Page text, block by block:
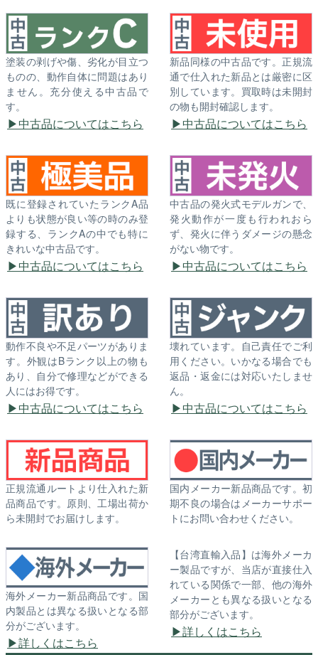
塗装の剥げや傷、劣化が目立つ
ものの、動作自体に問題はあり
ません。充分使える中古品で
す。
中古品についてはこちら
新品同様の中古品です。正規流
通で仕入れた新品とは厳密に区
別しています。買取時は未開封
の物も開封確認します。
中古品についてはこちら
既に登録されていたランクA品
よりも状態が良い等の時のみ登
録する、ランクAの中でも特に
きれいな中古品です。
中古品についてはこちら
中古品の発火式モデルガンで、
発火動作が一度も行われおら
ず、発火に伴うダメージの懸念
がない物です。
中古品についてはこちら
動作不良や不足パーツがありま
す。外観はBランク以上の物も
あり、自分で修理などができる
人にはお得です。
中古品についてはこちら
壊れています。自己責任でご利
用ください。いかなる場合でも
返品・返金には対応いたしませ
ん。
中古品についてはこちら
正規流通ルートより仕入れた新
品商品です。原則、工場出荷か
ら未開封でお届けします。
国内メーカー新品商品です。初
期不良の場合はメーカーサポー
トにお問い合わせください。
海外メーカー新品商品です。国
内製品とは異なる扱いとなる部
分がございます。
詳しくはこちら
【台湾直輸入品】は海外メーカ
ー製品ですが、当店が直接仕入
れている関係で一部、他の海外
メーカーとも異なる扱いとなる
部分がございます。
詳しくはこちら